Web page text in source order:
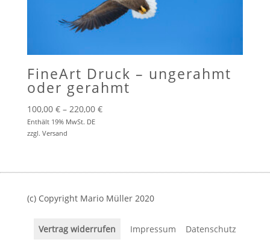
FineArt Druck – ungerahmt
oder gerahmt
100,00 € – 220,00 €Preisspanne:
Enthält 19% MwSt. DE
zzgl. Versand
(c) Copyright Mario Müller 2020
Vertrag widerrufen Impressum Datenschutz